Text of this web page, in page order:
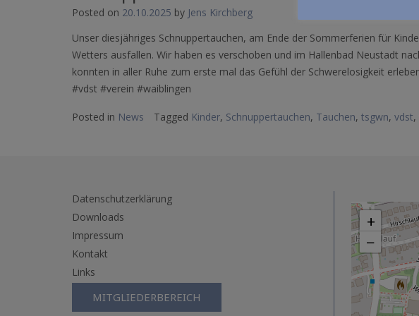
Posted on 20.10.2025 by Jens Kirchberg
Unser diesjähriges Schnuppertauchen, am Ende der Sommerferien für
Wetters ausfallen. Wir haben es verschoben und im Hallenbad Neustadt
konnten in aller Ruhe zum erste mal das Gefühl der Schwerelosigkeit
#vdst #verein #waiblingen
Posted in News Tagged Kinder, Schnuppertauchen, Tauchen, tsgwn, vdst,
Datenschutzerklärung
Downloads
Impressum
Kontakt
Links
MITGLIEDERBEREICH
+
−